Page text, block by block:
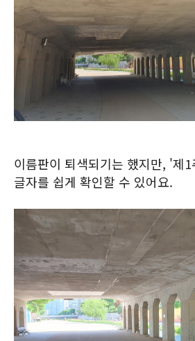
이름판이 퇴색되기는 했지만, '제
글자를 쉽게 확인할 수 있어요.